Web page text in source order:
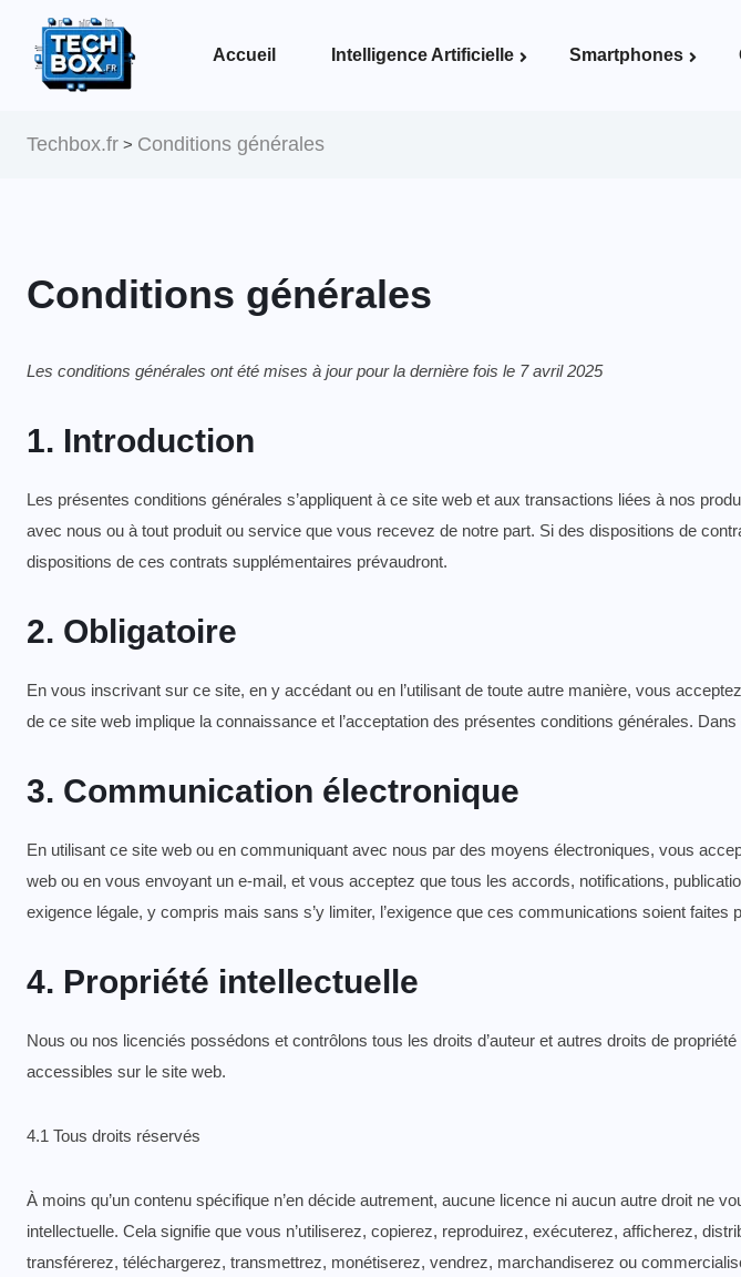
Accueil Intelligence Artificielle Smartphones
Techbox.fr > Conditions générales
Conditions générales
Les conditions générales ont été mises à jour pour la dernière fois le 7 avril 2025
1. Introduction
Les présentes conditions générales s’appliquent à ce site web et aux transactions liées à nos
avec nous ou à tout produit ou service que vous recevez de notre part. Si des dispositions de
dispositions de ces contrats supplémentaires prévaudront.
2. Obligatoire
En vous inscrivant sur ce site, en y accédant ou en l’utilisant de toute autre manière, vous
de ce site web implique la connaissance et l’acceptation des présentes conditions générales.
3. Communication électronique
En utilisant ce site web ou en communiquant avec nous par des moyens électroniques, vous
web ou en vous envoyant un e-mail, et vous acceptez que tous les accords, notifications,
exigence légale, y compris mais sans s’y limiter, l’exigence que ces communications soient faites
4. Propriété intellectuelle
Nous ou nos licenciés possédons et contrôlons tous les droits d’auteur et autres droits de
accessibles sur le site web.
4.1 Tous droits réservés
À moins qu’un contenu spécifique n’en décide autrement, aucune licence ni aucun autre droit ne
intellectuelle. Cela signifie que vous n’utiliserez, copierez, reproduirez, exécuterez, afficherez,
transférerez, téléchargerez, transmettrez, monétiserez, vendrez, marchandiserez ou